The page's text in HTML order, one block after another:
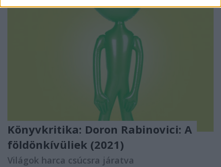
Könyvkritika: Doron Rabinovici: A
földönkívüliek (2021)
Világok harca csúcsra járatva